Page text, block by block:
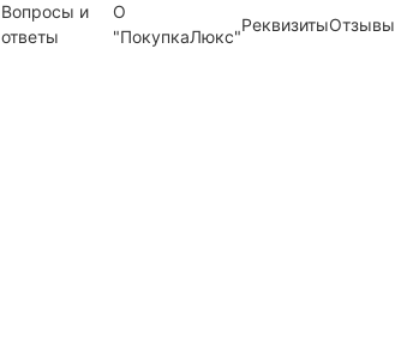
Вопросы и
ответы
О
"ПокупкаЛюкс"
РеквизитыОтзывы